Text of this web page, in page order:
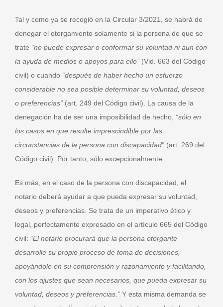
Tal y como ya se recogió en la Circular 3/2021, se habrá de
denegar el otorgamiento solamente si la persona de que se
trate “no puede expresar o conformar su voluntad ni aun con
la ayuda de medios o apoyos para ello” (Vid. 663 del Código
civil) o cuando “después de haber hecho un esfuerzo
considerable no sea posible determinar su voluntad, deseos
o preferencias” (art. 249 del Código civil). La causa de la
denegación ha de ser una imposibilidad de hecho, “sólo en
los casos en que resulte imprescindible por las
circunstancias de la persona con discapacidad” (art. 269 del
Código civil). Por tanto, sólo excepcionalmente.
Es más, en el caso de la persona con discapacidad, el
notario deberá ayudar a que pueda expresar su voluntad,
deseos y preferencias. Se trata de un imperativo ético y
legal, perfectamente expresado en el artículo 665 del Código
civil: “El notario procurará que la persona otorgante
desarrolle su propio proceso de toma de decisiones,
apoyándole en su comprensión y razonamiento y facilitando,
con los ajustes que sean necesarios, que pueda expresar su
voluntad, deseos y preferencias.” Y esta misma demanda se